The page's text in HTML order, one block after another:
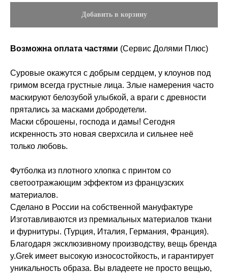
Добавить в корзину
Возможна оплата частями (Сервис Долями Плюс)
Суровые окажутся с добрым сердцем, у клоунов под
гримом всегда грустные лица. Злые намерения часто
маскируют белозубой улыбкой, а враги с древности
прятались за масками добродетели.
Маски сброшены, господа и дамы! Сегодня
искренность это новая сверхсила и сильнее неё
только любовь.
Футболка из плотного хлопка с принтом со
светоотражающим эффектом из французских
материалов.
Сделано в России на собственной мануфактуре
Изготавливаются из премиальных материалов ткани
и фурнитуры. (Турция, Италия, Германия, Франция).
Благодаря эксклюзивному производству, вещь бренда
y.Grek имеет высокую износостойкость, и гарантирует
уникальность образа. Вы владеете не просто вещью,